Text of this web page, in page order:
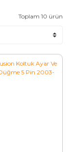
Toplam 10 ürün